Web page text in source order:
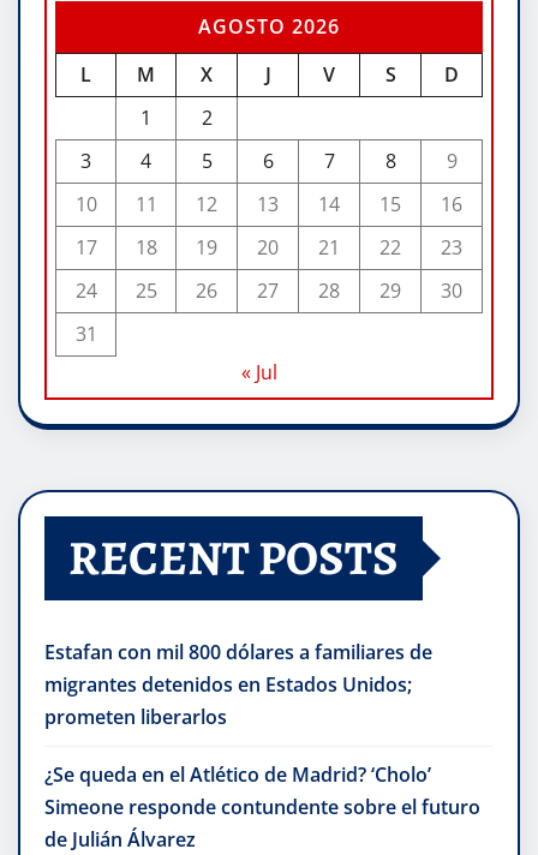
AGOSTO 2026
L
M X J V S
D
1
2
3
4 5 6 7 8
9
10
11 12 13 14 15
16
17
18 19 20 21 22
23
24
25 26 27 28 29
30
31
« Jul
RECENT POSTS
Estafan con mil 800 dólares a familiares de
migrantes detenidos en Estados Unidos;
prometen liberarlos
¿Se queda en el Atlético de Madrid? ‘Cholo’
Simeone responde contundente sobre el futuro
de Julián Álvarez